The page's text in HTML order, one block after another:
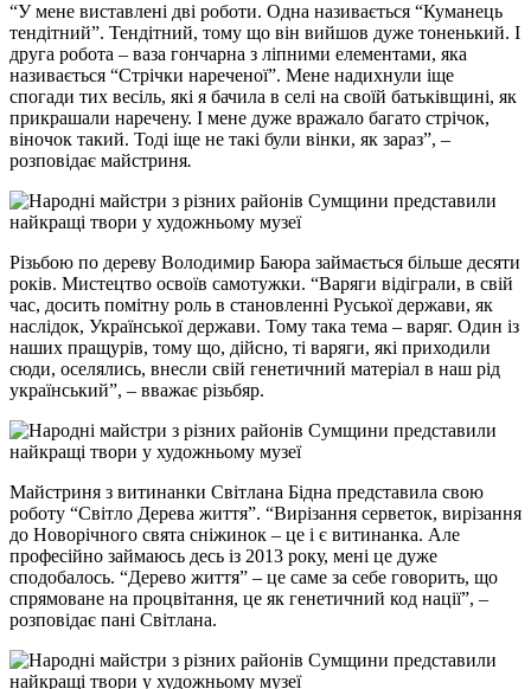
“У мене виставлені дві роботи. Одна називається “Куманець
тендітний”. Тендітний, тому що він вийшов дуже тоненький. І
друга робота – ваза гончарна з ліпними елементами, яка
називається “Стрічки нареченої”. Мене надихнули іще
спогади тих весіль, які я бачила в селі на своїй батьківщині, як
прикрашали наречену. І мене дуже вражало багато стрічок,
віночок такий. Тоді іще не такі були вінки, як зараз”, –
розповідає майстриня.
Різьбою по дереву Володимир Баюра займається більше десяти
років. Мистецтво освоїв самотужки. “Варяги відіграли, в свій
час, досить помітну роль в становленні Руської держави, як
наслідок, Української держави. Тому така тема – варяг. Один із
наших пращурів, тому що, дійсно, ті варяги, які приходили
сюди, оселялись, внесли свій генетичний матеріал в наш рід
український”, – вважає різьбяр.
Майстриня з витинанки Світлана Бідна представила свою
роботу “Світло Дерева життя”. “Вирізання серветок, вирізання
до Новорічного свята сніжинок – це і є витинанка. Але
професійно займаюсь десь із 2013 року, мені це дуже
сподобалось. “Дерево життя” – це саме за себе говорить, що
спрямоване на процвітання, це як генетичний код нації”, –
розповідає пані Світлана.